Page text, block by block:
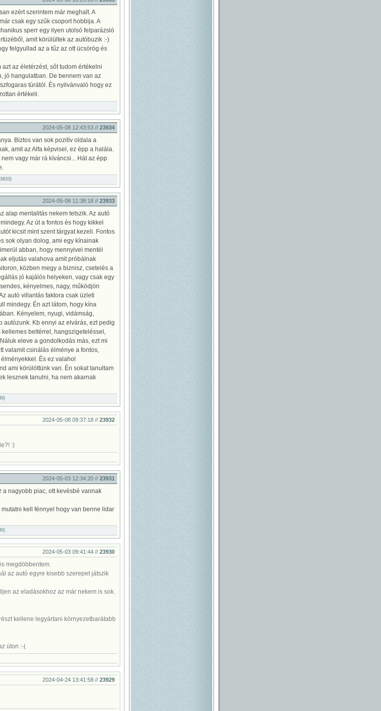
ezért szerintem már meghalt. A
csak egy szűk csoport hobbija. A
sperr egy ilyen utolsó felparázsló
amit körülültek az autóbuzik :-)
felgyullad az a tűz az ott ücsörög és
az életérzést, sőt tudom értékelni
jó hangulatban. De bennem van az
túrától. És nyilvánvaló hogy ez
értékeli.
2024-05-08 12:43:53 // 23934
Biztos van sok pozitív oldala a
amit az Alfa képvisel, ez épp a halála.
vagy már rá kíváncsi... Hát az épp
2024-05-08 11:38:18 // 23933
alap mentalitás nekem tetszik. Az autó
Az út a fontos és hogy kikkel
kicsit mint szent tárgyat kezeli. Fontos
sok olyan dolog, ami egy kínainak
abban, hogy mennyivel mentél
eljutás valahova amit próbálnak
közben megy a biznisz, csetelés a
jó kajálós helyeken, vagy csak egy
kényelmes, nagy, működjön
autó villantás faktora csak üzleti
mindegy. Én azt látom, hogy kína
Kényelem, nyugi, vidámság,
Kb ennyi az elvárás, ezt pedig
beltérrel, hangszigeteléssel,
eleve a gondolkodás más, ezt mi
valamit csinálás élménye a fontos,
És ez valahol
ami körülöttünk van. Én sokat tanultam
lesznek tanulni, ha nem akarnak
2024-05-08 09:37:18 // 23932
:)
2024-05-03 12:34:20 // 23931
a nagyobb piac, ott kevésbé vannak
kell fénnyel hogy van benne lidar
2024-05-03 09:41:44 // 23930
megdöbbentem.
az autó egyre kisebb szerepet játszik
az eladásokhoz az már nekem is sok.
kellene legyártani környezetbarátabb
úton :-(
2024-04-24 13:41:58 // 23929